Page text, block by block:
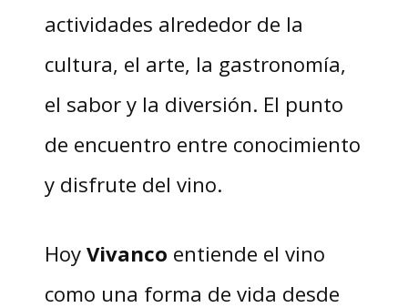
actividades alrededor de la
cultura, el arte, la gastronomía,
el sabor y la diversión. El punto
de encuentro entre conocimiento
y disfrute del vino.
Hoy Vivanco entiende el vino
como una forma de vida desde